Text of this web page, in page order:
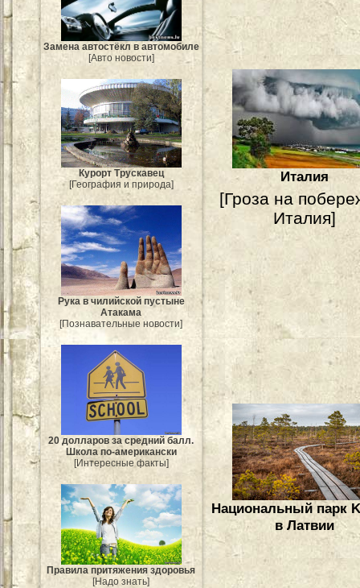
Замена автостёкл в автомобиле
[Авто новости]
Курорт Трускавец
[География и природа]
Рука в чилийской пустыне
Атакама
[Познавательные новости]
20 долларов за средний балл.
Школа по-американски
[Интересные факты]
Правила притяжения здоровья
[Надо знать]
Италия
[Гроза на
Италия]
Национальный парк
в Латвии